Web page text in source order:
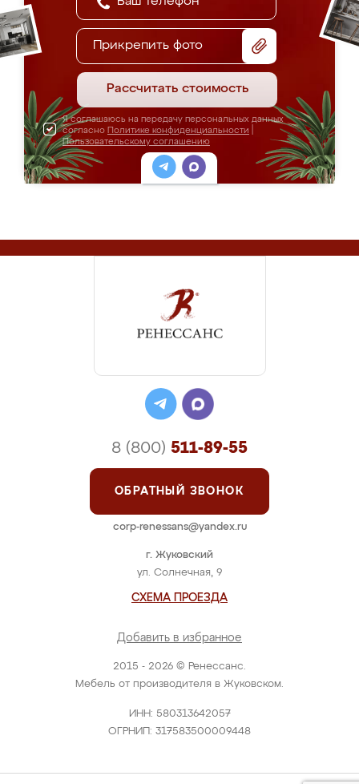
Прикрепить фото
Рассчитать стоимость
Я соглашаюсь на передачу персональных данных
согласно Политике конфиденциальности
Пользовательскому соглашению
2015 - 2026 © Ренессанс.
Мебель от производителя в Жуковском.
ИНН: 580313642057
ОГРНИП: 317583500009448
г. Жуковский
ул. Солнечная, 9
СХЕМА ПРОЕЗДА
Добавить в избранное
8 (800) 511-89-55
ОБРАТНЫЙ ЗВОНОК
corp-renessans@yandex.ru